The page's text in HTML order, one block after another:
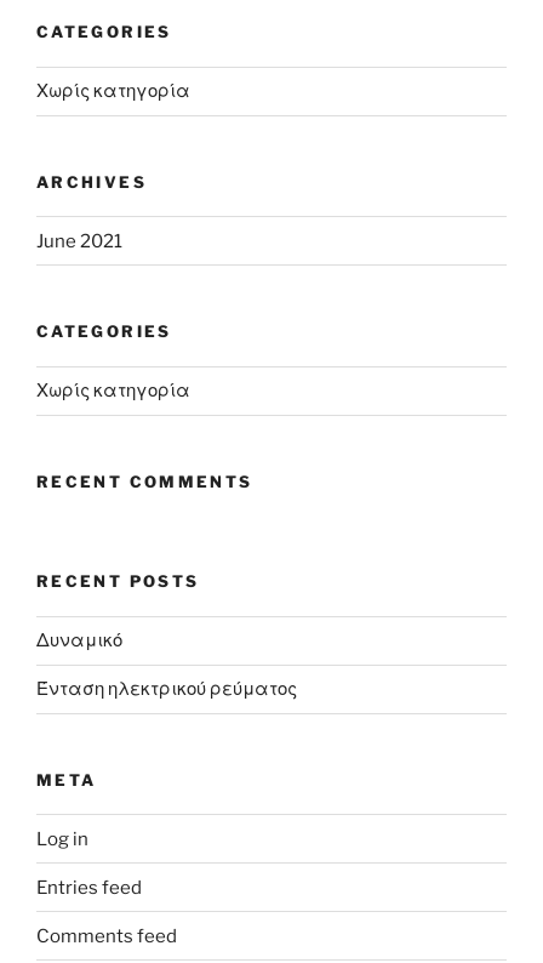
CATEGORIES
Χωρίς κατηγορία
ARCHIVES
June 2021
CATEGORIES
Χωρίς κατηγορία
RECENT COMMENTS
RECENT POSTS
Δυναμικό
Ένταση ηλεκτρικού ρεύματος
META
Log in
Entries feed
Comments feed